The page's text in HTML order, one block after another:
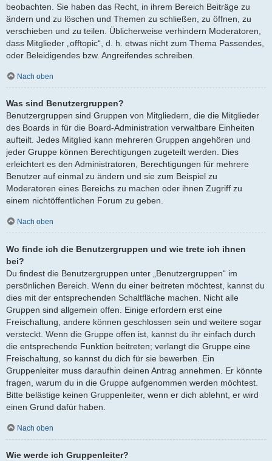
beobachten. Sie haben das Recht, in ihrem Bereich Beiträge zu
ändern und zu löschen und Themen zu schließen, zu öffnen, zu
verschieben und zu teilen. Üblicherweise verhindern Moderatoren,
dass Mitglieder „offtopic“, d. h. etwas nicht zum Thema Passendes,
oder Beleidigendes bzw. Angreifendes schreiben.
Nach oben
Was sind Benutzergruppen?
Benutzergruppen sind Gruppen von Mitgliedern, die die Mitglieder
des Boards in für die Board-Administration verwaltbare Einheiten
aufteilt. Jedes Mitglied kann mehreren Gruppen angehören und
jeder Gruppe können Berechtigungen zugeteilt werden. Dies
erleichtert es den Administratoren, Berechtigungen für mehrere
Benutzer auf einmal zu ändern und sie zum Beispiel zu
Moderatoren eines Bereichs zu machen oder ihnen Zugriff zu
einem nichtöffentlichen Forum zu geben.
Nach oben
Wo finde ich die Benutzergruppen und wie trete ich ihnen
bei?
Du findest die Benutzergruppen unter „Benutzergruppen“ im
persönlichen Bereich. Wenn du einer beitreten möchtest, kannst du
dies mit der entsprechenden Schaltfläche machen. Nicht alle
Gruppen sind allgemein offen. Einige erfordern erst eine
Freischaltung, andere können geschlossen sein und weitere sogar
versteckt. Wenn die Gruppe offen ist, kannst du ihr einfach durch
die entsprechende Funktion beitreten; verlangt die Gruppe eine
Freischaltung, so kannst du dich für sie bewerben. Ein
Gruppenleiter muss daraufhin deinen Antrag annehmen. Er könnte
fragen, warum du in die Gruppe aufgenommen werden möchtest.
Bitte belästige keinen Gruppenleiter, wenn er dich ablehnt, er wird
einen Grund dafür haben.
Nach oben
Wie werde ich Gruppenleiter?